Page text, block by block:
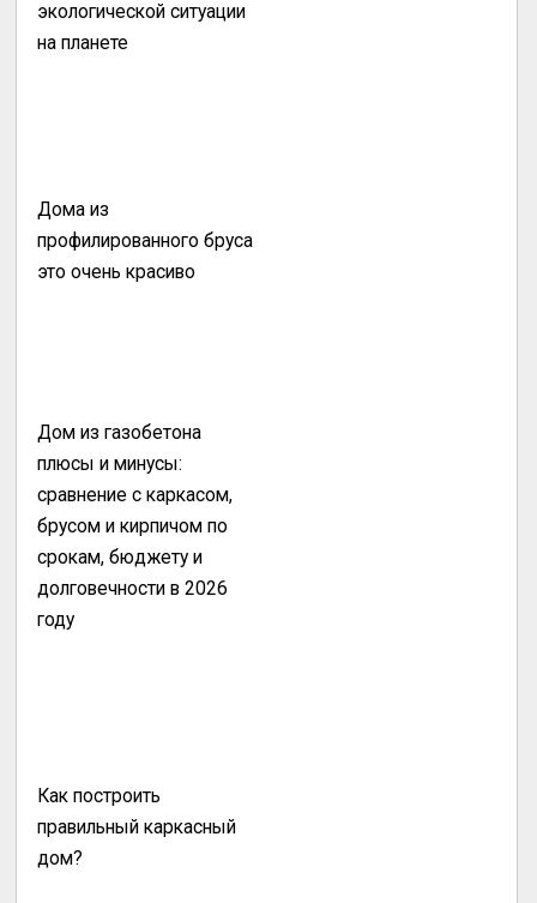
экологической ситуации
на планете
Дома из
профилированного бруса
это очень красиво
Дом из газобетона
плюсы и минусы:
сравнение с каркасом,
брусом и кирпичом по
срокам, бюджету и
долговечности в 2026
году
Как построить
правильный каркасный
дом?